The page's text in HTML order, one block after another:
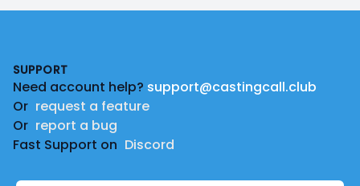
SUPPORT
Need account help? support@castingcall.club
Or request a feature
Or report a bug
Fast Support on Discord